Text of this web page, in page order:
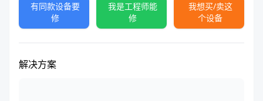
有同款设备要
修
我是工程师能
修
我想买/卖这
个设备
解决方案